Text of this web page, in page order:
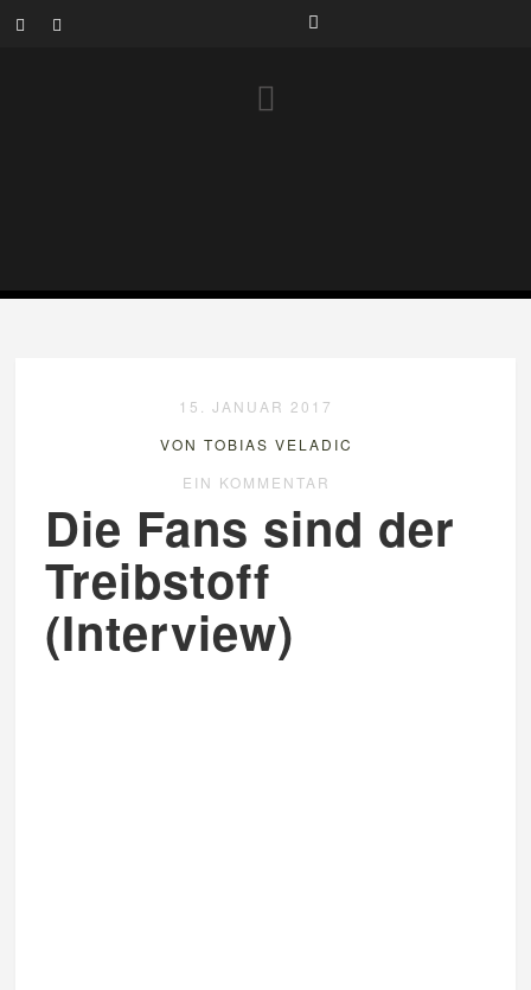
15. JANUAR 2017
VON TOBIAS VELADIC
EIN KOMMENTAR
Die Fans sind der
Treibstoff
(Interview)